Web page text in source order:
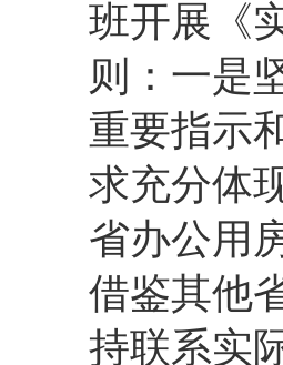
班开展《
则：一是
重要指示
求充分体
省办公用
借鉴其他
持联系实